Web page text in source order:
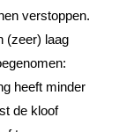
verstoppen.
(zeer) laag
heeft minder
de kloof